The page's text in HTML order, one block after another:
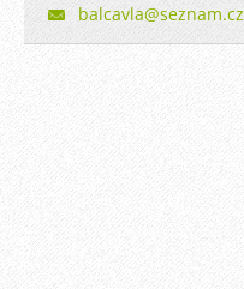
balcavla@seznam.cz